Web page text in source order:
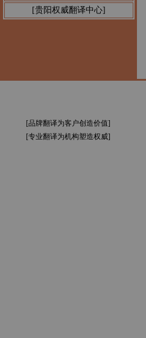
[贵阳权威翻译中心]
[品牌翻译为客户创造价值]
[专业翻译为机构塑造权威]